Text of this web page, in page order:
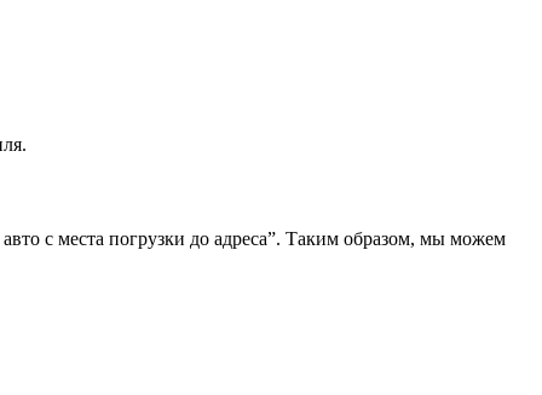
с места погрузки до адреса”. Таким образом, мы можем